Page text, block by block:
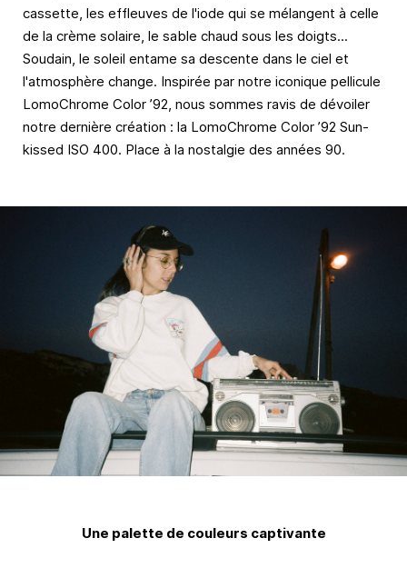
cassette, les effleuves de l'iode qui se mélangent à celle
de la crème solaire, le sable chaud sous les doigts...
Soudain, le soleil entame sa descente dans le ciel et
l'atmosphère change. Inspirée par notre iconique pellicule
LomoChrome Color ’92, nous sommes ravis de dévoiler
notre dernière création : la LomoChrome Color ’92 Sun-
kissed ISO 400. Place à la nostalgie des années 90.
Une palette de couleurs captivante